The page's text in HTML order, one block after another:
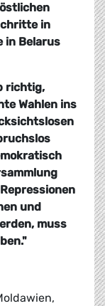
in
in Belarus
richtig,
Wahlen ins
und
muss